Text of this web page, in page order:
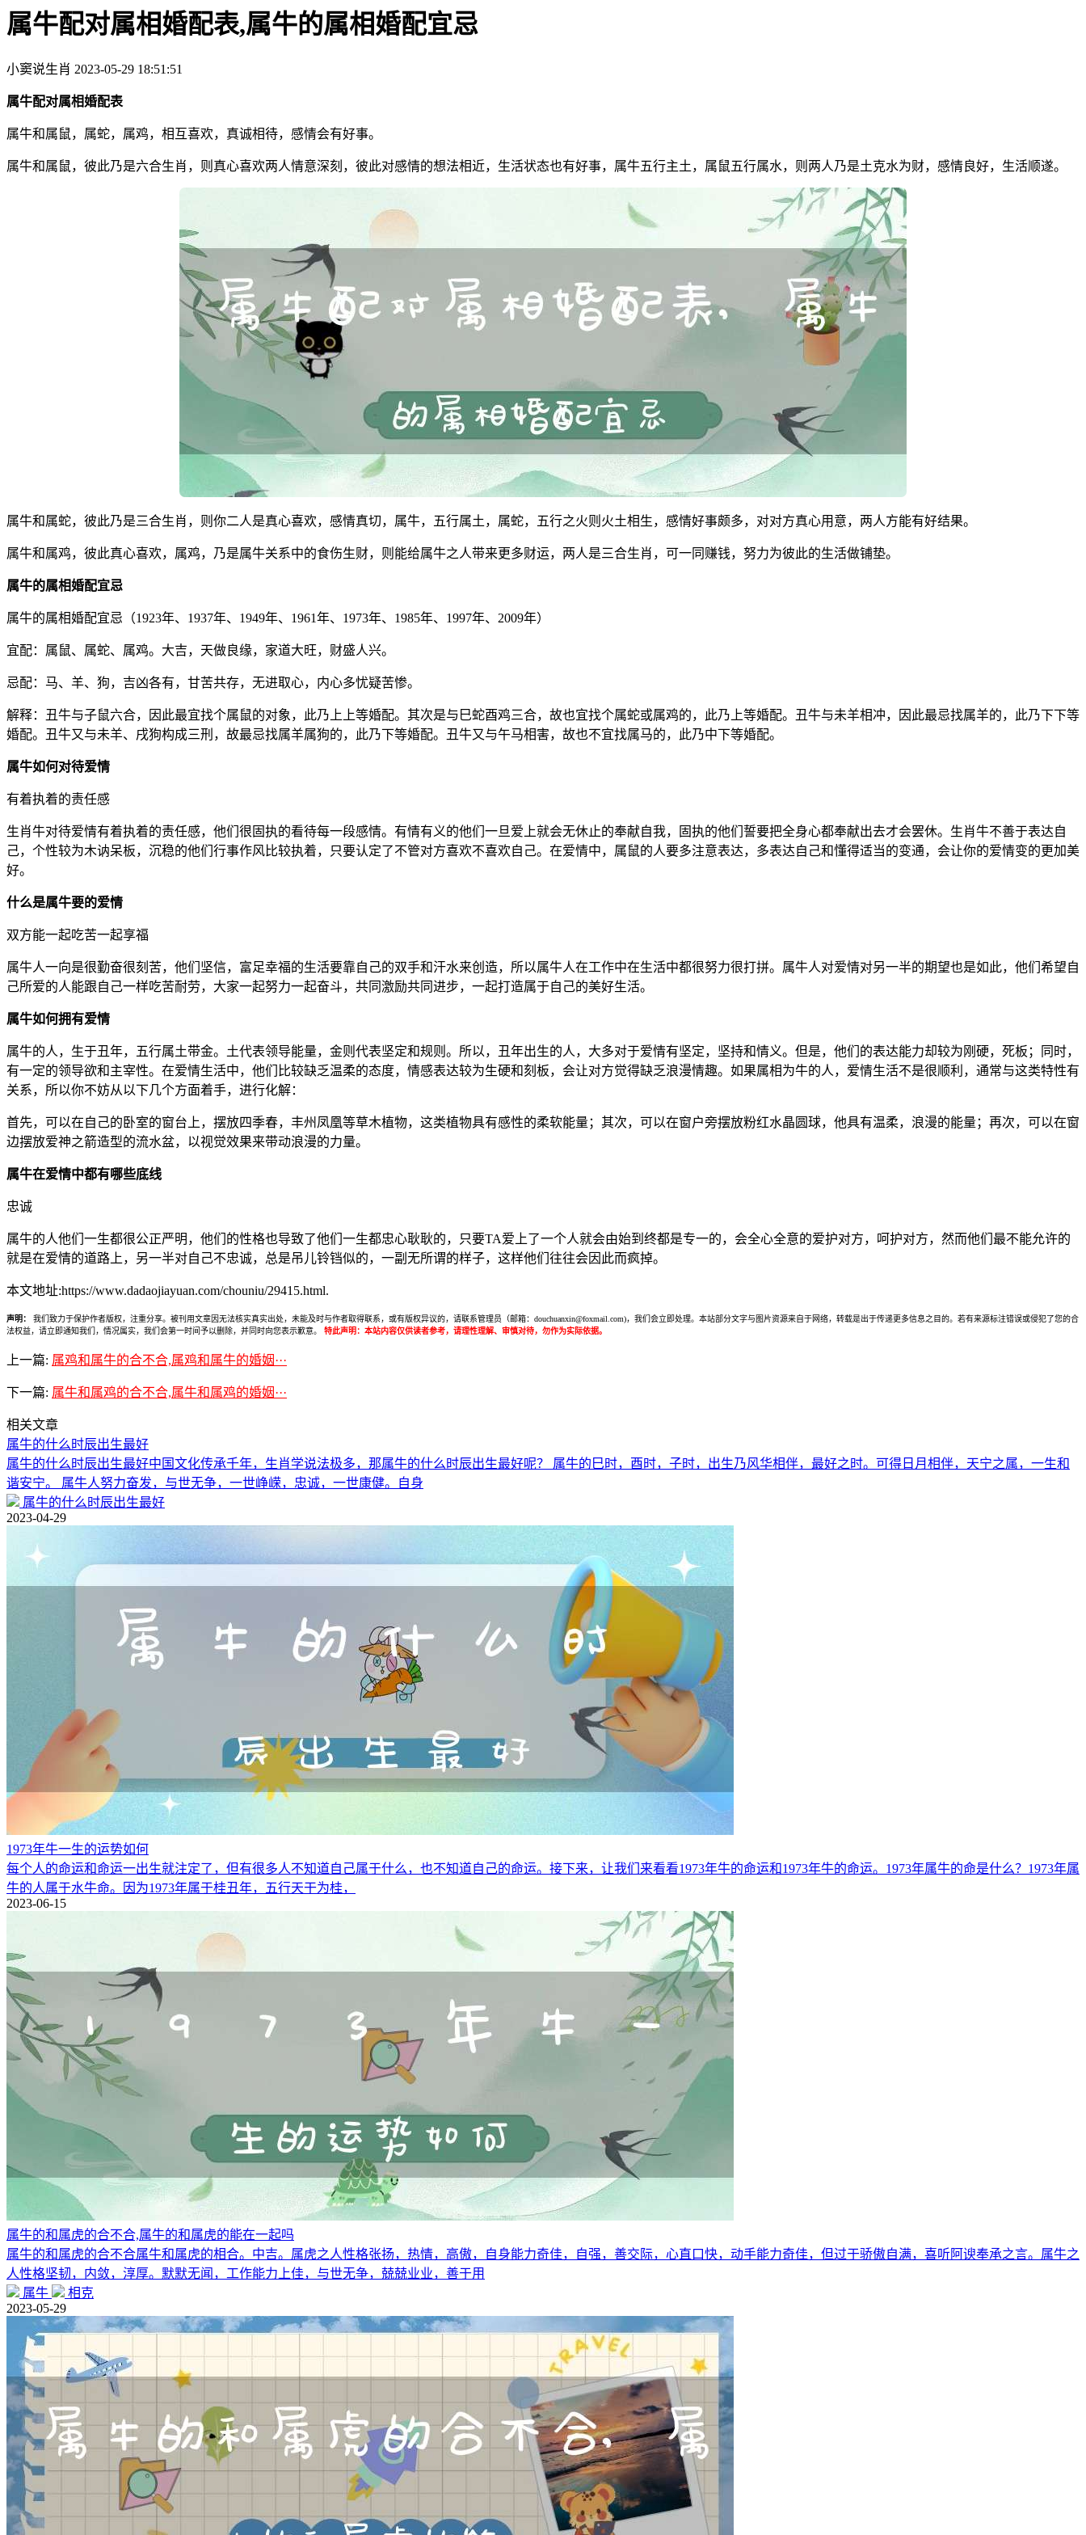
属牛配对属相婚配表,属牛的属相婚配宜忌
小窦说生肖 2023-05-29 18:51:51
属牛配对属相婚配表
属牛和属鼠，属蛇，属鸡，相互喜欢，真诚相待，感情会有好事。
属牛和属鼠，彼此乃是六合生肖，则真心喜欢两人情意深刻，彼此对感情的想法相近，生活状态也有好事，属牛五行主土，属鼠五行属水，则两人乃是土克水为财，感情良好，生活顺遂。
属牛和属蛇，彼此乃是三合生肖，则你二人是真心喜欢，感情真切，属牛，五行属土，属蛇，五行之火则火土相生，感情好事颇多，对对方真心用意，两人方能有好结果。
属牛和属鸡，彼此真心喜欢，属鸡，乃是属牛关系中的食伤生财，则能给属牛之人带来更多财运，两人是三合生肖，可一同赚钱，努力为彼此的生活做铺垫。
属牛的属相婚配宜忌
属牛的属相婚配宜忌（1923年、1937年、1949年、1961年、1973年、1985年、1997年、2009年）
宜配：属鼠、属蛇、属鸡。大吉，天做良缘，家道大旺，财盛人兴。
忌配：马、羊、狗，吉凶各有，甘苦共存，无进取心，内心多忧疑苦惨。
解释：丑牛与子鼠六合，因此最宜找个属鼠的对象，此乃上上等婚配。其次是与巳蛇酉鸡三合，故也宜找个属蛇或属鸡的，此乃上等婚配。丑牛与未羊相冲，因此最忌找属羊的，此乃下下等
婚配。丑牛又与未羊、戌狗构成三刑，故最忌找属羊属狗的，此乃下等婚配。丑牛又与午马相害，故也不宜找属马的，此乃中下等婚配。
属牛如何对待爱情
有着执着的责任感
生肖牛对待爱情有着执着的责任感，他们很固执的看待每一段感情。有情有义的他们一旦爱上就会无休止的奉献自我，固执的他们誓要把全身心都奉献出去才会罢休。生肖牛不善于表达自
己，个性较为木讷呆板，沉稳的他们行事作风比较执着，只要认定了不管对方喜欢不喜欢自己。在爱情中，属鼠的人要多注意表达，多表达自己和懂得适当的变通，会让你的爱情变的更加美
好。
什么是属牛要的爱情
双方能一起吃苦一起享福
属牛人一向是很勤奋很刻苦，他们坚信，富足幸福的生活要靠自己的双手和汗水来创造，所以属牛人在工作中在生活中都很努力很打拼。属牛人对爱情对另一半的期望也是如此，他们希望自
己所爱的人能跟自己一样吃苦耐劳，大家一起努力一起奋斗，共同激励共同进步，一起打造属于自己的美好生活。
属牛如何拥有爱情
属牛的人，生于丑年，五行属土带金。土代表领导能量，金则代表坚定和规则。所以，丑年出生的人，大多对于爱情有坚定，坚持和情义。但是，他们的表达能力却较为刚硬，死板；同时，
有一定的领导欲和主宰性。在爱情生活中，他们比较缺乏温柔的态度，情感表达较为生硬和刻板，会让对方觉得缺乏浪漫情趣。如果属相为牛的人，爱情生活不是很顺利，通常与这类特性有
关系，所以你不妨从以下几个方面着手，进行化解：
首先，可以在自己的卧室的窗台上，摆放四季春，丰州凤凰等草木植物，这类植物具有感性的柔软能量；其次，可以在窗户旁摆放粉红水晶圆球，他具有温柔，浪漫的能量；再次，可以在窗
边摆放爱神之箭造型的流水盆，以视觉效果来带动浪漫的力量。
属牛在爱情中都有哪些底线
忠诚
属牛的人他们一生都很公正严明，他们的性格也导致了他们一生都忠心耿耿的，只要TA爱上了一个人就会由始到终都是专一的，会全心全意的爱护对方，呵护对方，然而他们最不能允许的
就是在爱情的道路上，另一半对自己不忠诚，总是吊儿铃铛似的，一副无所谓的样子，这样他们往往会因此而疯掉。
本文地址:https://www.dadaojiayuan.com/chouniu/29415.html.
声明：
我们致力于保护作者版权，注重分享。被刊用文章因无法核实真实出处，未能及时与作者取得联系，或有版权异议的，请联系管理员（邮箱：douchuanxin@foxmail.com)，我们会立即处理。本站部分文字与图片资源来自于网络，转载是出于传递更多信息之目的。若有来源标注错误或侵犯了您的合
法权益，请立即通知我们，情况属实，我们会第一时间予以删除，并同时向您表示歉意。
特此声明：本站内容仅供读者参考，请理性理解、审慎对待，勿作为实际依据。
上一篇: 属鸡和属牛的合不合,属鸡和属牛的婚姻···
下一篇: 属牛和属鸡的合不合,属牛和属鸡的婚姻···
相关文章
属牛的什么时辰出生最好
属牛的什么时辰出生最好中国文化传承千年，生肖学说法极多，那属牛的什么时辰出生最好呢？ 属牛的巳时，酉时，子时，出生乃风华相伴，最好之时。可得日月相伴，天宁之属，一生和
谐安宁。 属牛人努力奋发，与世无争，一世峥嵘，忠诚，一世康健。自身
属牛的什么时辰出生最好
2023-04-29
1973年牛一生的运势如何
每个人的命运和命运一出生就注定了，但有很多人不知道自己属于什么，也不知道自己的命运。接下来，让我们来看看1973年牛的命运和1973年牛的命运。1973年属牛的命是什么？1973年属
牛的人属于水牛命。因为1973年属于桂丑年，五行天干为桂，
2023-06-15
属牛的和属虎的合不合,属牛的和属虎的能在一起吗
属牛的和属虎的合不合属牛和属虎的相合。中吉。属虎之人性格张扬，热情，高傲，自身能力奇佳，自强，善交际，心直口快，动手能力奇佳，但过于骄傲自满，喜听阿谀奉承之言。属牛之
人性格坚韧，内敛，淳厚。默默无闻，工作能力上佳，与世无争，兢兢业业，善于用
属牛
相克
2023-05-29